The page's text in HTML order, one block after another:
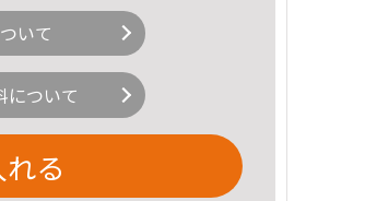
いて
について
る